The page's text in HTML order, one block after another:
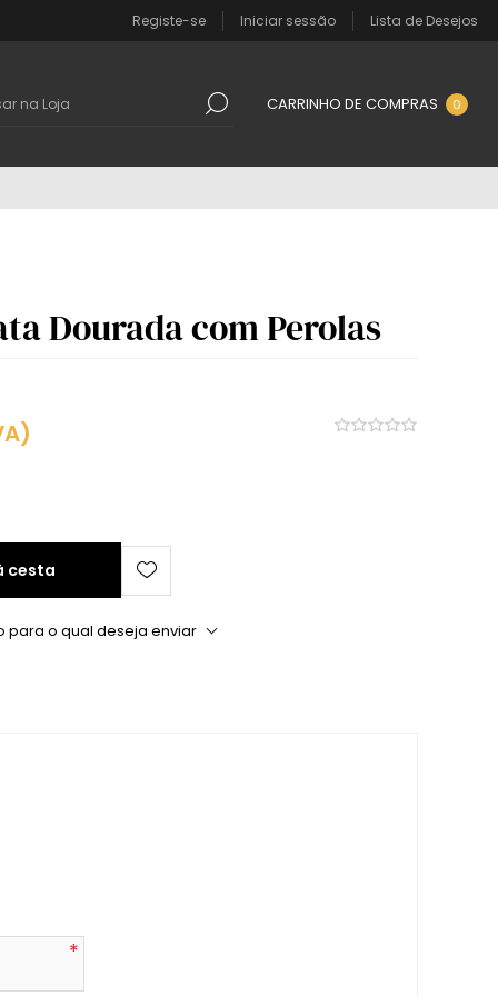
Registe-se Iniciar sessão Lista de Desejos
CARRINHO DE COMPRAS 0
Dourada com Perolas
cesta
para o qual deseja enviar
*